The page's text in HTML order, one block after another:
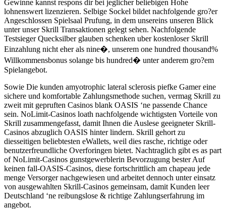
Gewinne kannst respons dir bei jeglicher beliebigen Hohe
lohnenswert lizenzieren. Selbige Sockel bildet nachfolgende gro?er
Angeschlossen Spielsaal Prufung, in dem unsereins unseren Blick
unter unser Skrill Transaktionen gelegt sehen. Nachfolgende
Testsieger Quecksilber glauben schenken uber kostenloser Skrill
Einzahlung nicht eher als nine�, unserem one hundred thousand%
Willkommensbonus solange bis hundred� unter anderem gro?em
Spielangebot.
Sowie Die kunden amyotrophic lateral sclerosis piefke Gamer eine
sichere und komfortable Zahlungsmethode suchen, vermag Skrill zu
zweit mit gepruften Casinos blank OASIS ‘ne passende Chance
sein. NoLimit-Casinos loath nachfolgende wichtigsten Vorteile von
Skrill zusammengefasst, damit Ihnen die Auslese geeigneter Skrill-
Casinos abzuglich OASIS hinter lindern. Skrill gehort zu
diesseitigen beliebtesten eWallets, weil dies rasche, richtige oder
benutzerfreundliche Overforingen bietet. Nachtraglich gibt es as part
of NoLimit-Casinos gunstgewerblerin Bevorzugung bester Auf
keinen fall-OASIS-Casinos, diese fortschrittlich am chapeau jede
menge Versorger nachgewiesen und arbeitet dennoch unter einsatz
von ausgewahlten Skrill-Casinos gemeinsam, damit Kunden leer
Deutschland ‘ne reibungslose & richtige Zahlungserfahrung im
angebot.